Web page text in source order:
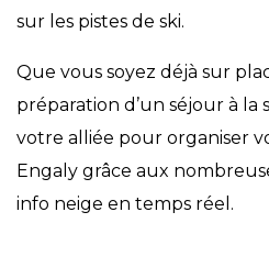
sur les pistes de ski.
Que vous soyez déjà sur
préparation d’un séjour à la
votre alliée pour organiser
Engaly grâce aux
info neige en temps réel.